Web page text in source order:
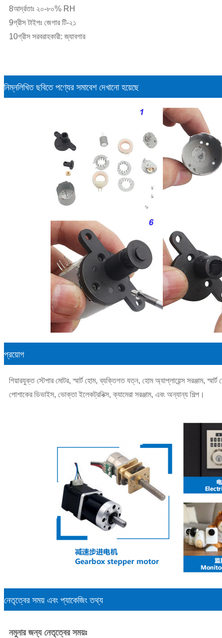
8আর্দ্রতাঃ ২০-৮০% RH
9গ্রীস টাইপঃ জেগার টি-২১
10গ্রীস সরবরাহকারী: জ্যাবগার
নিম্নলিখিত ছবিতে পণ্যের সমাবেশ দেখানো হয়েছে
প্রয়োগ
গিয়ারযুক্ত স্টেপার মোটর, স্মার্ট হোম, ব্যক্তিগত যত্ন, হোম অ্যাপ্লায়েন্স সরঞ্জাম, স্মার্ট
পোশাকের ডিভাইস, ভোক্তা ইলেকট্রনিক্স, ক্যামেরা সরঞ্জাম, এবং অন্যান্য শিল্প।
নেতৃত্বের সময় এবং প্যাকেজিং তথ্য
নমুনার জন্য নেতৃত্বের সময়ঃ